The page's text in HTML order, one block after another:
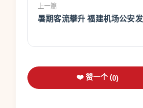
麻醉科主任翁迪贵和黄
处于浅睡眠状态，能自主呼吸
上一篇
暑期客流攀升 福建机场公安
❤️ 赞一个 (0)